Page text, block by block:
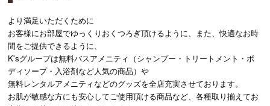
より満足いただくために
お客様にお部屋でゆっくりおくつろぎ頂けるように、また、快適なお時
間をご提供できるように、
K'sグループは無料バスアメニティ（シャンプー・トリートメント・ボ
ディソープ・入浴剤など人気の商品）や
無料レンタルアメニティなどのグッズを全店充実させております。
お肌が敏感な方にも安心してご使用頂ける商品など、各種取り揃えてお